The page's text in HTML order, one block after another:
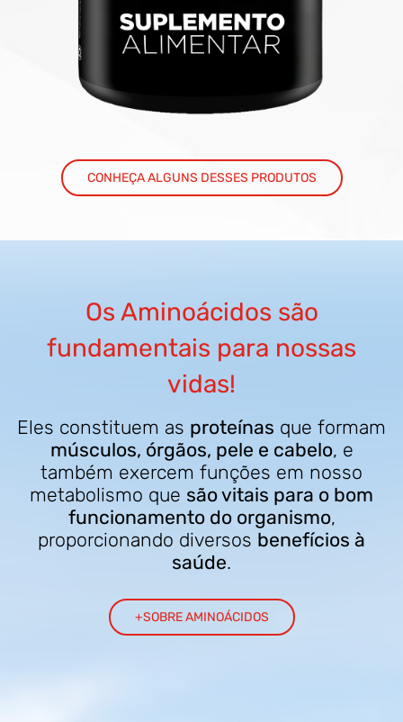
CONHEÇA ALGUNS DESSES PRODUTOS
Os Aminoácidos são
fundamentais para nossas
vidas!
Eles constituem as proteínas que formam
músculos, órgãos, pele e cabelo, e
também exercem funções em nosso
metabolismo que são vitais para o bom
funcionamento do organismo,
proporcionando diversos benefícios à
saúde.
+SOBRE AMINOÁCIDOS